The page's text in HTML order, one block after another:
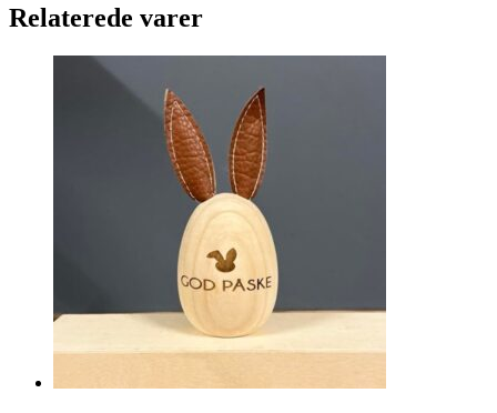
Relaterede varer